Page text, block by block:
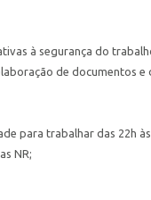
à segurança do
de documentos
para trabalhar das 22h
NR;